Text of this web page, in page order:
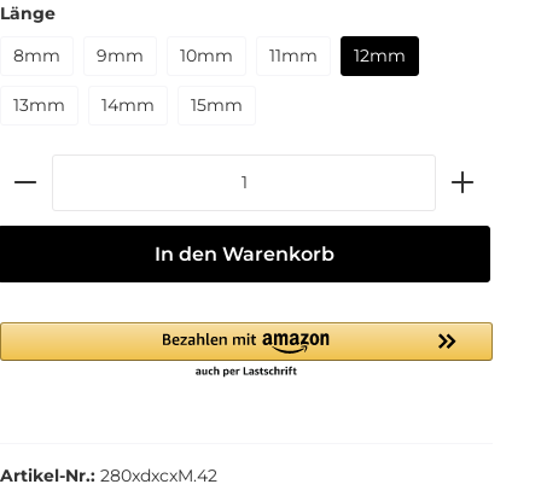
Länge
8mm
9mm 10mm 11mm 12mm
13mm 14mm 15mm
In den Warenkorb
Artikel-Nr.: 280xdxcxM.42